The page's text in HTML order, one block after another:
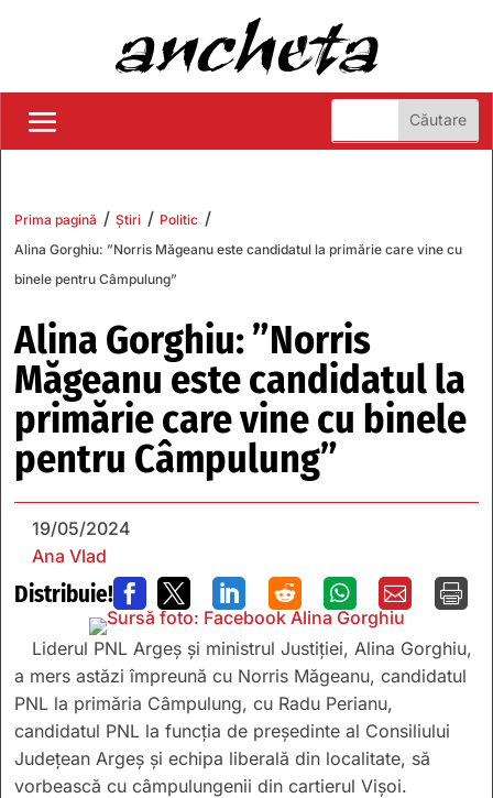
Prima pagină / Știri / Politic /
Alina Gorghiu: ”Norris Măgeanu este candidatul la primărie care vine cu
binele pentru Câmpulung”
Alina Gorghiu: ”Norris
Măgeanu este candidatul la
primărie care vine cu binele
pentru Câmpulung”
19/05/2024
Ana Vlad
Distribuie!       
Liderul PNL Argeș și ministrul Justiției, Alina Gorghiu,
a mers astăzi împreună cu Norris Măgeanu, candidatul
PNL la primăria Câmpulung, cu Radu Perianu,
candidatul PNL la funcția de președinte al Consiliului
Județean Argeș și echipa liberală din localitate, să
vorbească cu câmpulungenii din cartierul Vișoi.